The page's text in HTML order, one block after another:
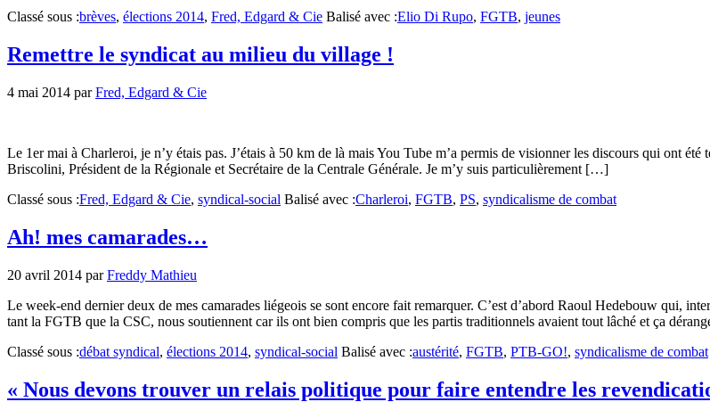
Classé sous :brèves, élections 2014, Fred, Edgard & Cie Balisé avec :Elio Di Rupo, FGTB, jeunes
Remettre le syndicat au milieu du village !
4 mai 2014 parFred, Edgard & Cie
Le 1er mai à Charleroi, je n’y étais pas. J’étais à 50 km de là mais You Tube m’a permis de visionner les discours qui ont
Briscolini, Président de la Régionale et Secrétaire de la Centrale Générale. Je m’y suis particulièrement […]
Classé sous :Fred, Edgard & Cie, syndical-social Balisé avec :Charleroi, FGTB, PS, syndicalisme de combat
Ah! mes camarades…
20 avril 2014 parFreddy Mathieu
Le week-end dernier deux de mes camarades liégeois se sont encore fait remarquer. C’est d’abord Raoul Hedebouw qui,
tant la FGTB que la CSC, nous soutiennent car ils ont bien compris que les partis traditionnels avaient tout lâché et ça
Classé sous :débat syndical, élections 2014, syndical-social Balisé avec :austérité, FGTB, PTB-GO!, syndicalisme de combat
« Nous devons trouver un relais politique pour faire entendre les